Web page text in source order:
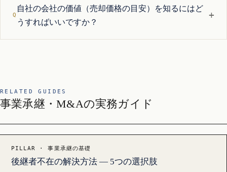
自社の会社の価値（売却価格の目安）を知るにはど
うすればいいですか？
+
RELATED GUIDES
事業承継・M&Aの実務ガイド
PILLAR · 事業承継の基礎
後継者不在の解決方法 — 5つの選択肢